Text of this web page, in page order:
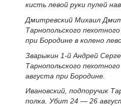
кисть левой руки пулей
Дмитревский Михаил
Тарнопольского
при Бородине в колено
Зварыкин 1-й Андрей
Тарнопольского
августа при Бородине.
Ивановский, подпоручик
полка. Убит 24 — 26